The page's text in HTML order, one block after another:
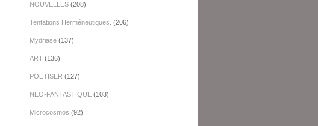
NOUVELLES(208)
Tentations Herméneutiques. (206)
Mydriase(137)
ART(136)
POETISER (127)
NEO-FANTASTIQUE(103)
Microcosmos (92)